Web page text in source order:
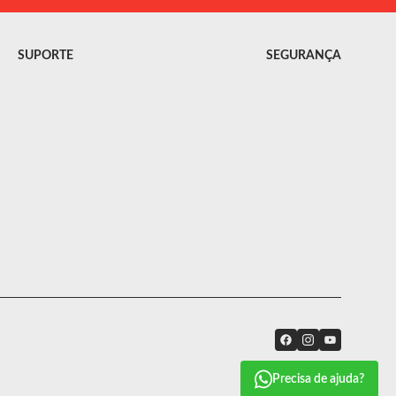
Precisa de ajuda?
SUPORTE SEGURANÇA